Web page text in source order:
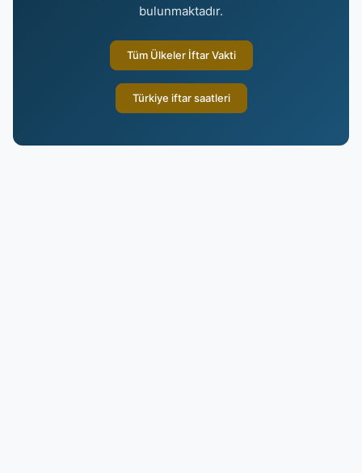
bulunmaktadır.
Tüm Ülkeler İftar Vakti
Türkiye iftar saatleri